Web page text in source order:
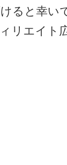
ると幸い
リエイト